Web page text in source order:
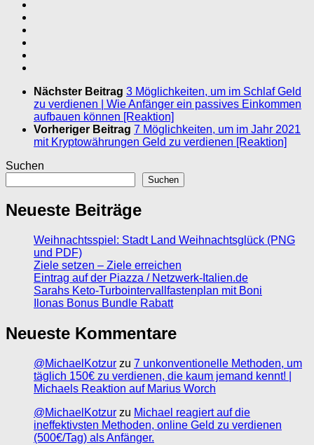
Nächster Beitrag 3 Möglichkeiten, um im Schlaf Geld
zu verdienen | Wie Anfänger ein passives Einkommen
aufbauen können [Reaktion]
Vorheriger Beitrag 7 Möglichkeiten, um im Jahr 2021
mit Kryptowährungen Geld zu verdienen [Reaktion]
Suchen
Suchen
Neueste Beiträge
Weihnachtsspiel: Stadt Land Weihnachtsglück (PNG
und PDF)
Ziele setzen – Ziele erreichen
Eintrag auf der Piazza / Netzwerk-Italien.de
Sarahs Keto-Turbointervallfastenplan mit Boni
Ilonas Bonus Bundle Rabatt
Neueste Kommentare
@MichaelKotzur zu 7 unkonventionelle Methoden, um
täglich 150€ zu verdienen, die kaum jemand kennt! |
Michaels Reaktion auf Marius Worch
@MichaelKotzur zu Michael reagiert auf die
ineffektivsten Methoden, online Geld zu verdienen
(500€/Tag) als Anfänger.